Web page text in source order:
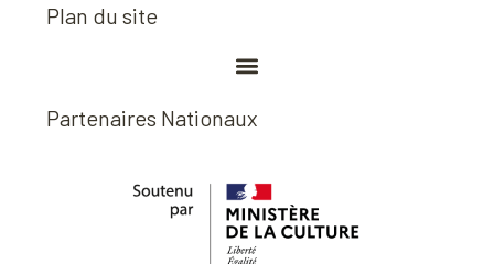
Plan du site
Partenaires Nationaux